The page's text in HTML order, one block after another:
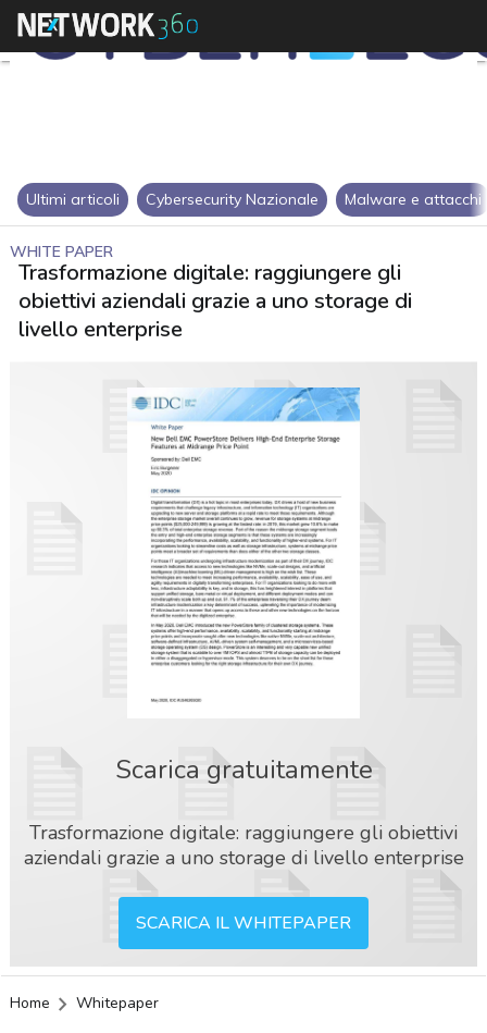
Ultimi articoli Cybersecurity Nazionale Malware e attacchi
WHITE PAPER
Trasformazione digitale: raggiungere gli
obiettivi aziendali grazie a uno storage di
livello enterprise
Scarica gratuitamente
Trasformazione digitale: raggiungere gli obiettivi
aziendali grazie a uno storage di livello enterprise
SCARICA IL WHITEPAPER
Home Whitepaper